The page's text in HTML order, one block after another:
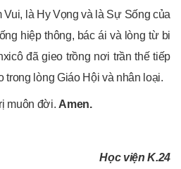
là Hy Vọng và là Sự Sống của
hiệp thông, bác ái và lòng từ bi
đã gieo trồng nơi trần thế tiếp
trong lòng Giáo Hội và nhân loại.
muôn đời. Amen.
Học viện K.24